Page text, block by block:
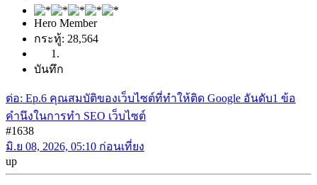
Hero Member
กระทู้: 28,564
บันทึก
ต่อ: Ep.6 คุณสมบัติของเว็บไซต์ที่ทำให้ติด Google อันดับ1 ข้อ
คำนึงในการทำ SEO เว็บไซต์
#1638
มิ.ย 08, 2026, 05:10 ก่อนเที่ยง
up